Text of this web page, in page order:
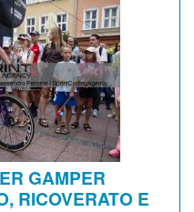
GAMPER
RICOVERATO E